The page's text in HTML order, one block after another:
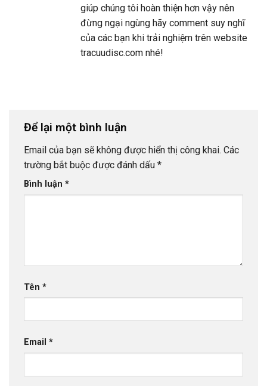
giúp chúng tôi hoàn thiện hơn vậy nên
đừng ngại ngùng hãy comment suy nghĩ
của các bạn khi trải nghiệm trên website
tracuudisc.com nhé!
Để lại một bình luận
Email của bạn sẽ không được hiển thị công khai. Các
trường bắt buộc được đánh dấu *
Bình luận *
Tên *
Email *